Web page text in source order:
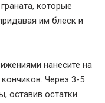
которые
им блеск и
нанесите на
Через 3-5
оставив остатки